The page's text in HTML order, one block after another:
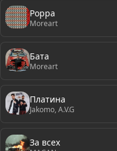
Poppa
Moreart
Бата
Moreart
Платина
Jakomo, A.V.G
За всех